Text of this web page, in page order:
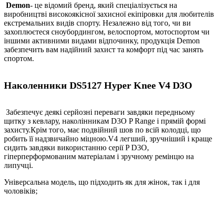
Demon- це відомий бренд, який спеціалізується на
виробництві високоякісної захисної екіпіровки для любителів
екстремальних видів спорту. Незалежно від того, чи ви
захоплюєтеся сноубордингом, велоспортом, мотоспортом чи
іншими активними видами відпочинку, продукція Demon
забезпечить вам надійний захист та комфорт під час занять
спортом.
Наколенники DS5127 Hyper Knee V4 D3O
Забезпечує деякі серйозні переваги завдяки передньому
щитку з кевлару, наколінникам D3O P Range і прямій формі
захисту.Крім того, має подвійний шов по всій колодці, що
робить її надзвичайно міцною.V4 легший, зручніший і краще
сидить завдяки використанню серії P D3O,
гіперперформованим матеріалам і зручному ремінцю на
липучці.
Універсальна модель, що підходить як для жінок, так і для
чоловіків;